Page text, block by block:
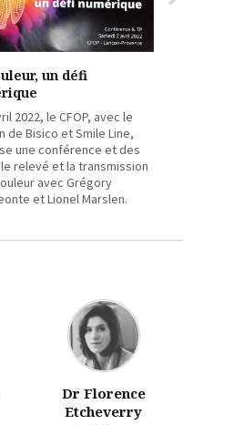
un défi
2022, le CFOP, avec le
de Bisico et Smile Line,
une conférence et des
le relevé et la transmission
avec Grégory
et Lionel Marslen.
suivante
Dr Florence
Etcheverry